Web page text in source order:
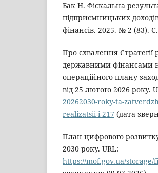
Бак Н. Фіскальна
підприємницьких доходів
фінансів. 2025. № 2 (83).
Про схвалення
державними фінансами
операційного плану
від 25 лютого 2026 року.
20262030-roky-ta-
realizatsii-i-217 (дата
План цифрового
2030 року. URL:
https://mof.gov.ua/storage/